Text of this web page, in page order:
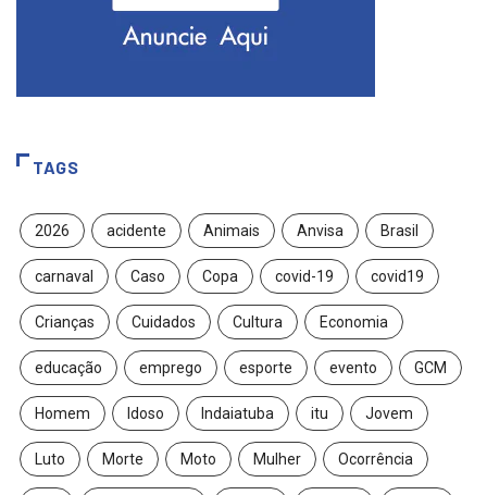
TAGS
2026 acidente Animais Anvisa Brasil
carnaval Caso Copa covid-19 covid19
Crianças Cuidados Cultura Economia
educação emprego esporte evento GCM
Homem Idoso Indaiatuba itu Jovem
Luto Morte Moto Mulher Ocorrência